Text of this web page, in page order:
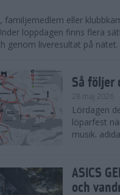
familjemedlem eller
loppdagen finns flera
genom liveresultat på nätet.
Så följer
28 maj 2026
Lördagen
löparfest
musik.
ASICS
och